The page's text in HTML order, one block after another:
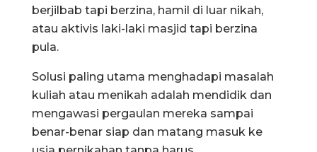
berjilbab tapi berzina, hamil di luar nikah,
atau aktivis laki-laki masjid tapi berzina
pula.
Solusi paling utama menghadapi masalah
kuliah atau menikah adalah mendidik dan
mengawasi pergaulan mereka sampai
benar-benar siap dan matang masuk ke